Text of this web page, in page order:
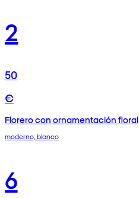
2
50
€
Florero con ornamentación floral
moderno, blanco
6